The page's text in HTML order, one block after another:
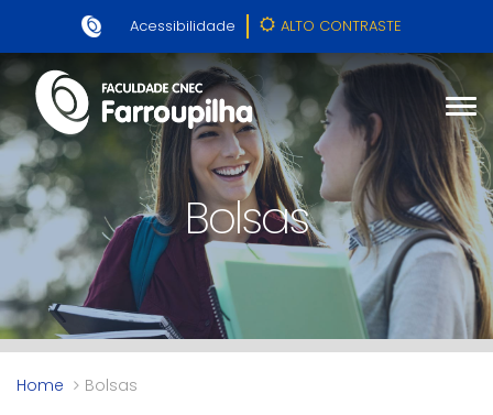
Acessibilidade ALTO CONTRASTE
Bolsas
Home Bolsas